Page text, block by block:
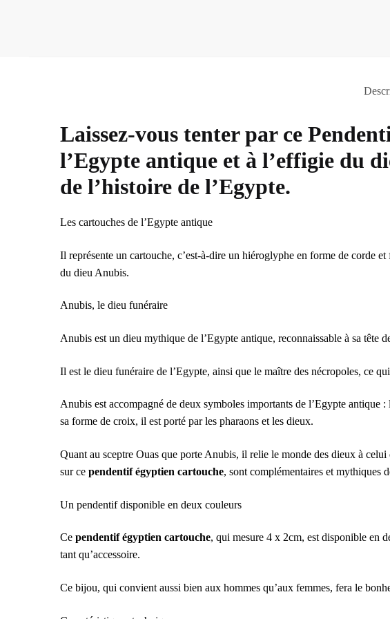
Laissez-vous tenter par ceP
l’Egypte antique et à l’effigie du
de l’histoire de l’Egypte.
Les cartouches de l’Egypte antique
Il représente un cartouche, c’est-à-dire un hiéroglyphe en forme de corde
du dieu Anubis.
Anubis, le dieu funéraire
Anubis est un dieu mythique de l’Egypte antique, reconnaissable à sa tête
Il est le dieu funéraire de l’Egypte, ainsi que le maître des nécropoles, ce
Anubis est accompagné de deux symboles importants de l’Egypte antique
sa forme de croix, il est porté par les pharaons et les dieux.
Quant au sceptre Ouas que porte Anubis, il relie le monde des dieux à
sur cependentif égyptien cartouche, sont complémentaires et mythiques
Un pendentif disponible en deux couleurs
Cependentif égyptien cartouche, qui mesure 4 x 2cm, est disponible en
tant qu’accessoire.
Ce bijou, qui convient aussi bien aux hommes qu’aux femmes, fera le